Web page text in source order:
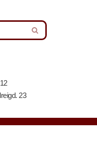
23